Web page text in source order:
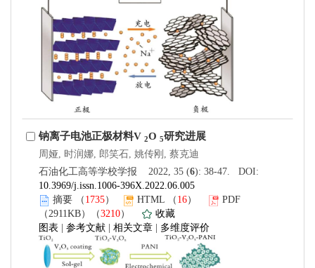
钠离子电池正极材料V 2O 5研究进展
周娅, 时润娜, 郎笑石, 姚传刚, 蔡克迪
石油化工高等学校学报 2022, 35 (6): 38-47. DOI:
10.3969/j.issn.1006-396X.2022.06.005
摘要 （ 1735） HTML （ 16）
PDF
（2911KB）（3210）
收藏
图表
参考文献 相关文章 多维度评价